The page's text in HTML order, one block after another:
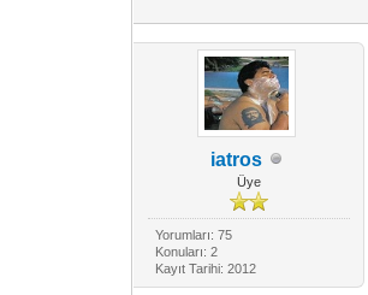
iatros
Üye
Yorumları: 75
Konuları: 2
Kayıt Tarihi: 2012